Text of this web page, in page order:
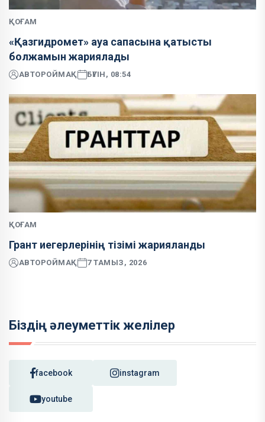
ҚОҒАМ
«Қазгидромет» ауа сапасына қатысты
болжамын жариялады
АВТОРОЙМАҚ БҮГІН, 08:54
ҚОҒАМ
Грант иегерлерінің тізімі жарияланды
АВТОРОЙМАҚ 7 ТАМЫЗ, 2026
Біздің әлеуметтік желілер
facebook instagram
youtube